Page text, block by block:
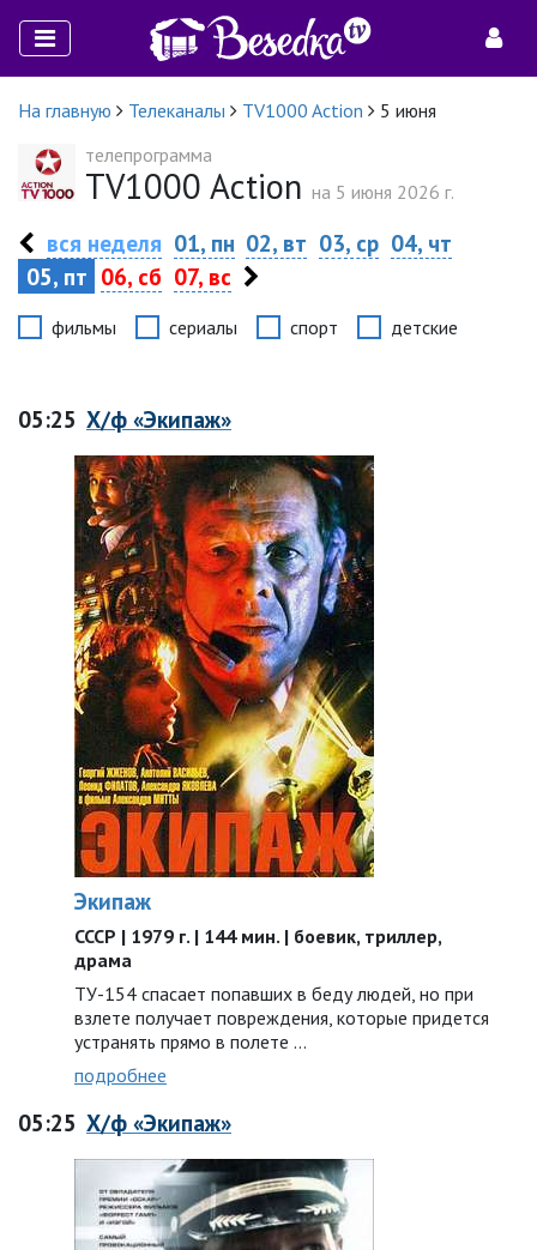
На главную Телеканалы TV1000 Action
5 июня
телепрограмма
TV1000 Action на 5 июня 2026 г.
вся неделя 01, пн 02, вт 03, ср 04, чт
05, пт 06, сб 07, вс
фильмы сериалы спорт детские
05:25 Х/ф «Экипаж»
Экипаж
СССР | 1979 г. | 144 мин. | боевик, триллер,
драма
ТУ-154 спасает попавших в беду людей, но при
взлете получает повреждения, которые придется
устранять прямо в полете …
подробнее
05:25 Х/ф «Экипаж»